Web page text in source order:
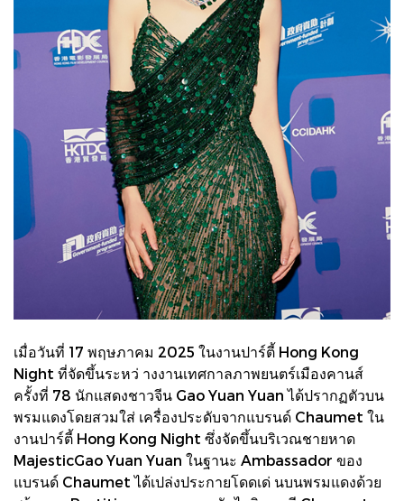
เมื่อวันที่ 17 พฤษภาคม 2025 ในงานปาร์ตี้ Hong Kong
Night ที่จัดขึ้นระหว่ างงานเทศกาลภาพยนตร์เมืองคานส์
ครั้งที่ 78 นักแสดงชาวจีน Gao Yuan Yuan ได้ปรากฏตัวบน
พรมแดงโดยสวมใส่ เครื่องประดับจากแบรนด์ Chaumet ใน
งานปาร์ตี้ Hong Kong Night ซึ่งจัดขึ้นบริเวณชายหาด
MajesticGao Yuan Yuan ในฐานะ Ambassador ของ
แบรนด์ Chaumet ได้เปล่งประกายโดดเด่ นบนพรมแดงด้วย